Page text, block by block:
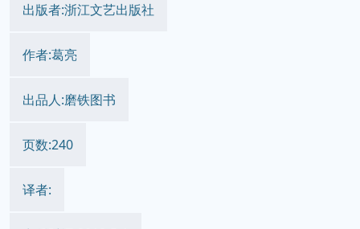
出版者:浙江文艺出版社
作者:葛亮
出品人:磨铁图书
页数:240
译者: